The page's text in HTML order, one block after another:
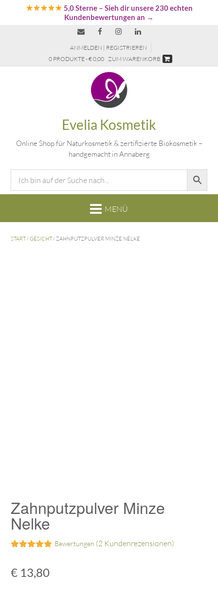
★★★★★5,0 Sterne– Sieh dir unsere 230 echten
Kundenbewertungen an →
ANMELDEN | REGISTRIEREN
0 PRODUKTE - € 0,00 ZUM WARENKORB
Evelia Kosmetik
Online Shop für Naturkosmetik & zertifizierte Biokosmetik –
handgemacht in Annaberg
START/GESICHT/ ZAHNPUTZPULVER MINZE NELKE
Zahnputzpulver Minze
Nelke
basierend
auf
Bewertungen (2 Kundenrezensionen)
€ 13,80